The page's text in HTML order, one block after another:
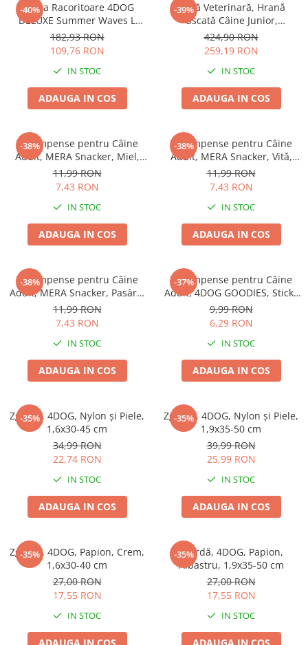
-40%
Saltea Racoritoare 4DOG
DELUXE Summer Waves L
77x46cm
182,93 RON
109,76 RON
IN STOC
ADAUGA IN COS
-39%
Dietă Veterinară, Hrană
Uscată Câine Junior,
EXCLUSION Intestinal, Toate
Rasele, Porc și Orez, 12kg
424,90 RON
259,19 RON
IN STOC
ADAUGA IN COS
-38%
Recompense pentru Câine
Adult, MERA Snacker, Miel,
200g
11,99 RON
7,43 RON
IN STOC
ADAUGA IN COS
-38%
Recompense pentru Câine
Adult, MERA Snacker, Vită,
200g
11,99 RON
7,43 RON
IN STOC
ADAUGA IN COS
-38%
Recompense pentru Câine
Adult, MERA Snacker, Pasăre,
200g
11,99 RON
7,43 RON
IN STOC
ADAUGA IN COS
-37%
Recompense pentru Câine
Adult, 4DOG GOODIES, Sticks
din Orez, Talie Mică, 12 cm, 6
bucăți/pungă
9,99 RON
6,29 RON
IN STOC
ADAUGA IN COS
-35%
Zgardă, 4DOG, Nylon și Piele,
1,6x30-45 cm
34,99 RON
22,74 RON
IN STOC
ADAUGA IN COS
-35%
Zgardă, 4DOG, Nylon și Piele,
1,9x35-50 cm
39,99 RON
25,99 RON
IN STOC
ADAUGA IN COS
-35%
Zgardă, 4DOG, Papion, Crem,
1,6x30-40 cm
27,00 RON
17,55 RON
IN STOC
-35%
Zgardă, 4DOG, Papion,
Albastru, 1,9x35-50 cm
27,00 RON
17,55 RON
IN STOC